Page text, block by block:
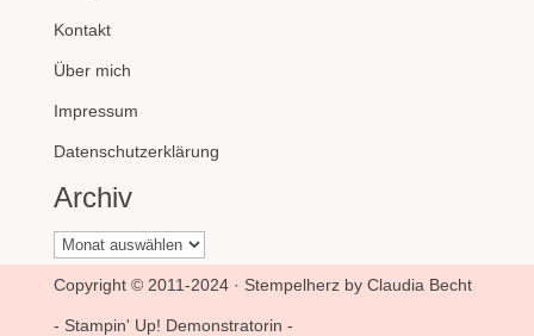
Kontakt
Über mich
Impressum
Datenschutzerklärung
Archiv
Archiv
Copyright © 2011-2024 · Stempelherz by Claudia Becht
- Stampin' Up! Demonstratorin -